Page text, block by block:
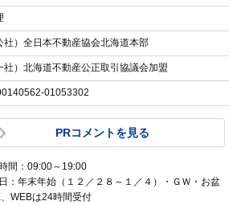
社）全日本不動産協会北海道本部
社）北海道不動産公正取引協議会加盟
01053302
PRコメントを見る
間：09:00～19:00
：年末年始（１２／２８～１／４）・ＧＷ・お盆
WEBは24時間受付